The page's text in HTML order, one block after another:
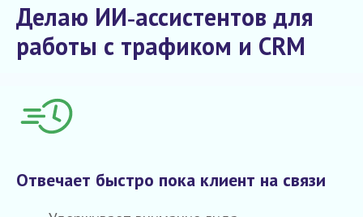
Делаю ИИ‑ассистентов для
работы с трафиком и CRM
Отвечает быстро пока клиент на связи